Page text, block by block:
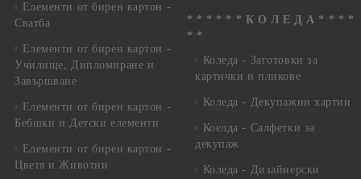
Елементи от бирен картон -
Сватба
Елементи от бирен картон -
Училище, Дипломиране и
Завършване
Елементи от бирен картон -
Бебшки и Детски елементи
Елементи от бирен картон -
Цветя и Животни
* * * * * * К О Л Е Д А * * * *
* *
Коледа - Заготовки за
картички и пликове
Коледа - Декупажни хартии
Коелда - Салфетки за
декупаж
Коледа - Дизайнерски